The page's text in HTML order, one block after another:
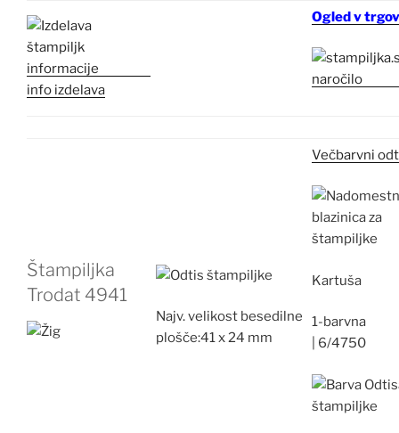
info izdelava
Ogled v
Štampiljka
Trodat 4941
Najv.velikost besedilne
plošče:41 x 24 mm
Večbarvni
Kartuša
1-barvna
6/4750